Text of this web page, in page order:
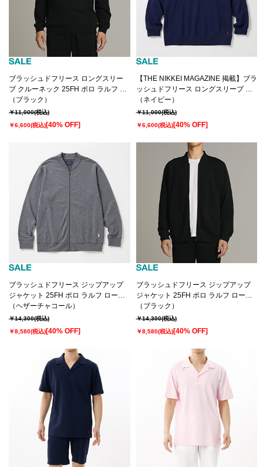
ブラッシュドフリース ロングスリー
ブ クルーネック 25FH ポロ ラルフ ロ
ーレン (RM8-A006）
（ブラック）
￥11,000(税込)
￥6,600(税込)[40% OFF]
【THE NIKKEI MAGAZINE 掲載】ブラ
ッシュドフリース ロングスリーブ ク
ルーネック 25FH ポロ ラルフ ローレ
ン (RM8-A006）
（ネイビー）
￥11,000(税込)
￥6,600(税込)[40% OFF]
ブラッシュドフリース ジップアップ
ジャケット 25FH ポロ ラルフ ローレ
ン (RM8-A007）
（ヘザーチャコール）
￥14,300(税込)
￥8,580(税込)[40% OFF]
ブラッシュドフリース ジップアップ
ジャケット 25FH ポロ ラルフ ローレ
ン (RM8-A007）
（ブラック）
￥14,300(税込)
￥8,580(税込)[40% OFF]